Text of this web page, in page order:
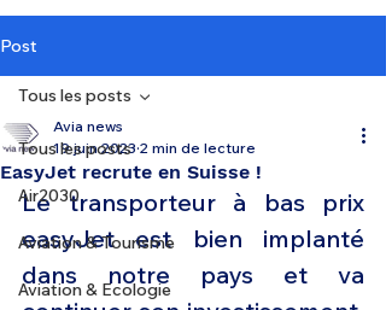
Post
Tous les posts
Air2030
Aviation & Tourisme
Aviation & Ecologie
Tous les posts
EasyJet recrute en Suisse !
Avia news
19 juin 2023 2 min de lecture
Le transporteur à bas prix
easyJet est bien implanté
dans notre pays et va